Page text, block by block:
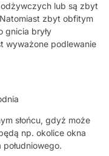
odżywczych lub są zbyt
zbyt obfitym
gnicia bryły
wyważone podlewanie
słońcu, gdyż może
np. okolice okna